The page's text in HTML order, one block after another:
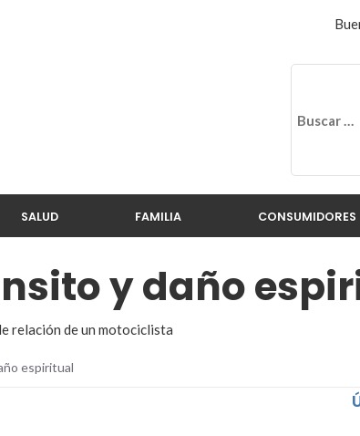
SALUD FAMILIA CONSUMIDORES
y daño
relación de un motociclista
espiritual